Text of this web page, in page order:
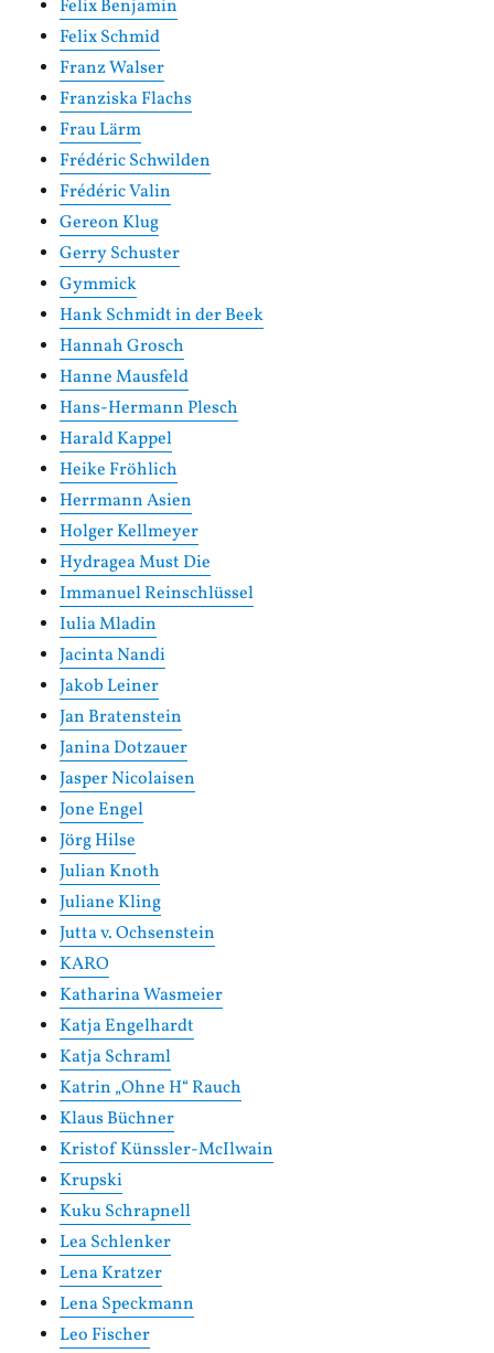
Felix Benjamin
Felix Schmid
Franz Walser
Franziska Flachs
Frau Lärm
Frédéric Schwilden
Frédéric Valin
Gereon Klug
Gerry Schuster
Gymmick
Hank Schmidt in der Beek
Hannah Grosch
Hanne Mausfeld
Hans-Hermann Plesch
Harald Kappel
Heike Fröhlich
Herrmann Asien
Holger Kellmeyer
Hydragea Must Die
Immanuel Reinschlüssel
Iulia Mladin
Jacinta Nandi
Jakob Leiner
Jan Bratenstein
Janina Dotzauer
Jasper Nicolaisen
Jone Engel
Jörg Hilse
Julian Knoth
Juliane Kling
Jutta v. Ochsenstein
KARO
Katharina Wasmeier
Katja Engelhardt
Katja Schraml
Katrin „Ohne H“ Rauch
Klaus Büchner
Kristof Künssler-McIlwain
Krupski
Kuku Schrapnell
Lea Schlenker
Lena Kratzer
Lena Speckmann
Leo Fischer